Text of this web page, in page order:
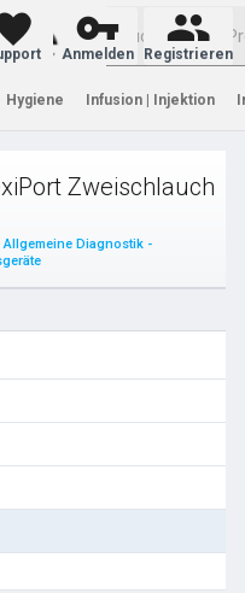
Anmelden Registrieren
Hygiene Infusion | Injektion
Zweischlauch
Diagnostik -